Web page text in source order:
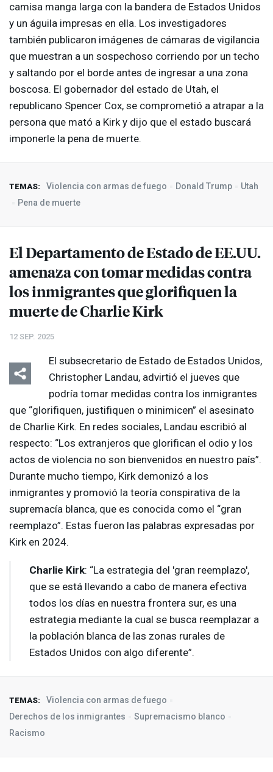
camisa manga larga con la bandera de Estados Unidos
y un águila impresas en ella. Los investigadores
también publicaron imágenes de cámaras de vigilancia
que muestran a un sospechoso corriendo por un techo
y saltando por el borde antes de ingresar a una zona
boscosa. El gobernador del estado de Utah, el
republicano Spencer Cox, se comprometió a atrapar a la
persona que mató a Kirk y dijo que el estado buscará
imponerle la pena de muerte.
TEMAS: Violencia con armas de fuego Donald Trump
Utah
Pena de muerte
El Departamento de Estado de EE.UU.
amenaza con tomar medidas contra
los inmigrantes que glorifiquen la
muerte de Charlie Kirk
12 SEP. 2025
El subsecretario de Estado de Estados Unidos,
Christopher Landau, advirtió el jueves que
podría tomar medidas contra los inmigrantes
que “glorifiquen, justifiquen o minimicen” el asesinato
de Charlie Kirk. En redes sociales, Landau escribió al
respecto: “Los extranjeros que glorifican el odio y los
actos de violencia no son bienvenidos en nuestro país”.
Durante mucho tiempo, Kirk demonizó a los
inmigrantes y promovió la teoría conspirativa de la
supremacía blanca, que es conocida como el “gran
reemplazo”. Estas fueron las palabras expresadas por
Kirk en 2024.
Charlie Kirk: “La estrategia del 'gran reemplazo',
que se está llevando a cabo de manera efectiva
todos los días en nuestra frontera sur, es una
estrategia mediante la cual se busca reemplazar a
la población blanca de las zonas rurales de
Estados Unidos con algo diferente”.
TEMAS:
Violencia con armas de fuego
Derechos de los inmigrantes
Supremacismo blanco
Racismo